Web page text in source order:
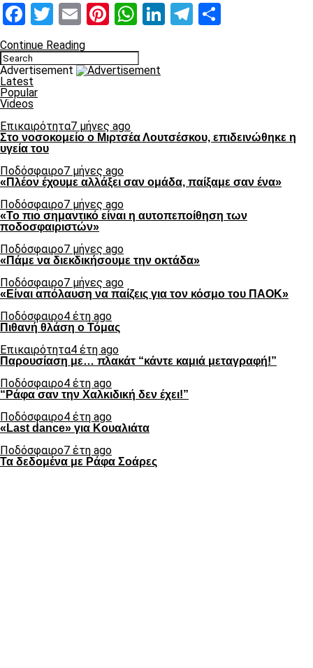
Facebook
Twitter
EmailPinterest
WhatsApp
LinkedIn
Telegram
Continue Reading
Advertisement
Latest
Popular
Videos
Επικαιρότητα7 μήνες ago
Στο νοσοκομείο ο Μιρτσέα Λουτσέσκου, επιδεινώθηκε η
υγεία του
Ποδόσφαιρο7 μήνες ago
«Πλέον έχουμε αλλάξει σαν ομάδα, παίξαμε σαν ένα»
Ποδόσφαιρο7 μήνες ago
«Το πιο σημαντικό είναι η αυτοπεποίθηση των
ποδοσφαιριστών»
Ποδόσφαιρο7 μήνες ago
«Πάμε να διεκδικήσουμε την οκτάδα»
Ποδόσφαιρο7 μήνες ago
«Είναι απόλαυση να παίζεις για τον κόσμο του ΠΑΟΚ»
Ποδόσφαιρο4 έτη ago
Πιθανή θλάση ο Τόμας
Επικαιρότητα4 έτη ago
Παρουσίαση με… πλακάτ “κάντε καμιά μεταγραφή!”
Ποδόσφαιρο4 έτη ago
“Ράφα σαν την Χαλκιδική δεν έχει!”
Ποδόσφαιρο4 έτη ago
«Last dance» για Κουαλιάτα
Ποδόσφαιρο7 έτη ago
Τα δεδομένα με Ράφα Σοάρες